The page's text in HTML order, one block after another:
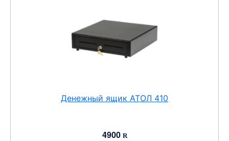
Денежный ящик АТОЛ 410
4900 R